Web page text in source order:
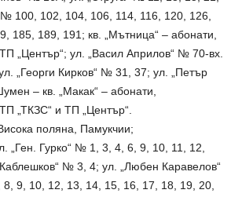
100, 102, 104, 106, 114, 116, 120, 126,
185, 189, 191; кв. „Мътница“ – абонати,
„Център“; ул. „Васил Априлов“ № 70-вх.
„Георги Кирков“ № 31, 37; ул. „Петър
– кв. „Макак“ – абонати,
„ТКЗС“ и ТП „Център“.
поляна, Памукчии;
„Ген. Гурко“ № 1, 3, 4, 6, 9, 10, 11, 12,
№ 3, 4; ул. „Любен Каравелов“
9, 10, 12, 13, 14, 15, 16, 17, 18, 19, 20,